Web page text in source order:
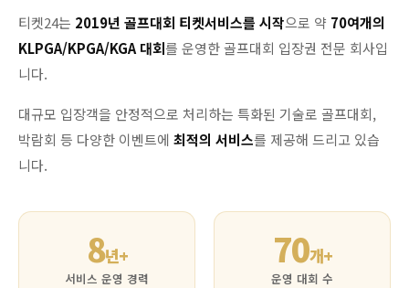
티켓24는 2019년 골프대회 티켓서비스를 시작으로 약 70여개의
KLPGA/KPGA/KGA 대회를 운영한 골프대회 입장권 전문 회사입
니다.
대규모 입장객을 안정적으로 처리하는 특화된 기술로 골프대회,
박람회 등 다양한 이벤트에 최적의 서비스를 제공해 드리고 있습
니다.
8년+
서비스 운영 경력
70개+
운영 대회 수